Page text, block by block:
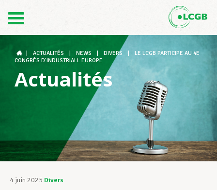
DE
Le LCGB
Structures syndicales
Assistance au Travail
ACTUALITÉS NEWS DIVERS
LE LCGB PARTICIPE AU 4E
CONGRÈS D’INDUSTRIALL EUROPE
Actualités
4 juin 2025 Divers